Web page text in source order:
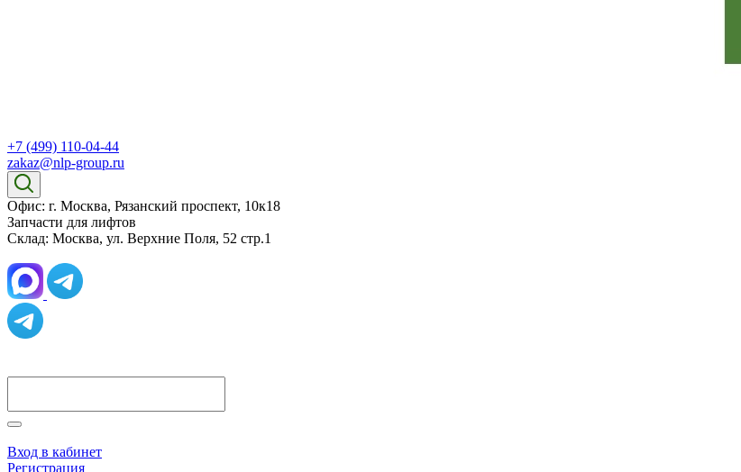
+7 (499) 110-04-44
zakaz@nlp-group.ru
Офис: г. Москва, Рязанский проспект, 10к18
Запчасти для лифтов
Склад: Москва, ул. Верхние Поля, 52 стр.1
Вход в кабинет
Регистрация